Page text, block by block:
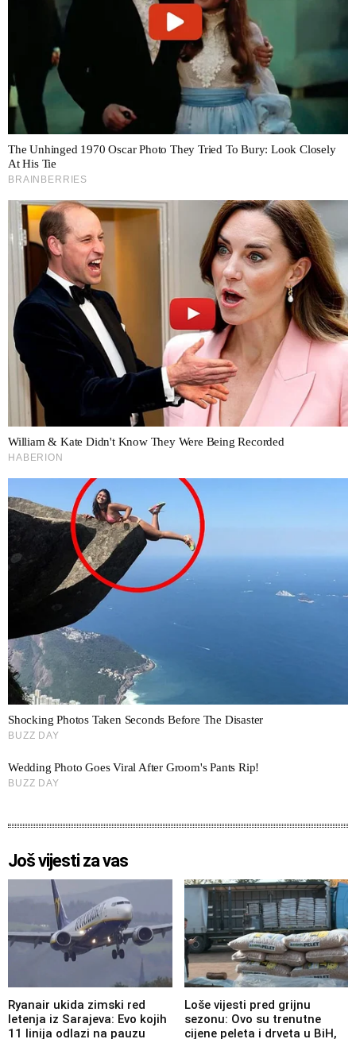
Još vijesti za vas
Ryanair ukida zimski red
letenja iz Sarajeva: Evo kojih
11 linija odlazi na pauzu
Loše vijesti pred grijnu
sezonu: Ovo su trenutne
cijene peleta i drveta u BiH,